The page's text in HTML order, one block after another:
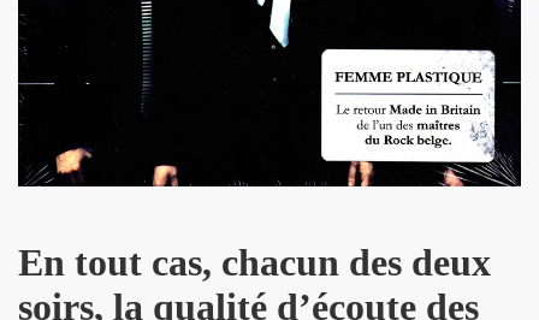
En tout cas, chacun des deux
soirs, la qualité d’écoute des
PARTON : chronique detaillee.
de la chanson" (Editions Caid, 2014) : chronique du
le 3 avril 2014 a LA MAROQUINERIE (Paris) : compte
DRONES ("The Tangible Effect Of Love") le 28 mars
le 18 decembre 2013 a LA BOULE NOIRE (Paris) :